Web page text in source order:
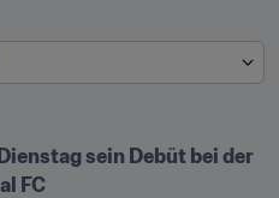
sein Debüt bei der
FC